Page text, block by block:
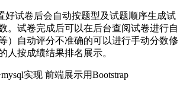
好试卷后会自动按题型及试题顺序生成试
。试卷完成后可以在后台查阅试卷进行自
）自动评分不准确的可以进行手动分数修
人按成绩结果排名展示。
实现 前端展示用Bootstrap